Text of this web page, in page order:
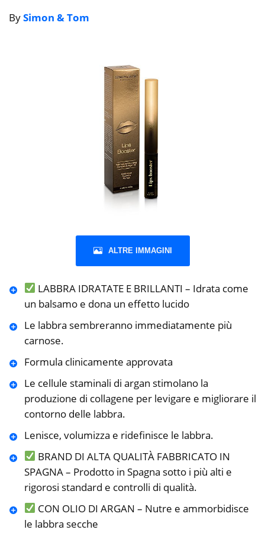
BySimon & Tom
ALTRE IMMAGINI
LABBRA IDRATATE E BRILLANTI – Idrata come
un balsamo e dona un effetto lucido
Le labbra sembreranno immediatamente più
carnose.
Formula clinicamente approvata
Le cellule staminali di argan stimolano la
produzione di collagene per levigare e migliorare il
contorno delle labbra.
Lenisce, volumizza e ridefinisce le labbra.
BRAND DI ALTA QUALITÀ FABBRICATO IN
SPAGNA – Prodotto in Spagna sotto i più alti e
rigorosi standard e controlli di qualità.
CON OLIO DI ARGAN – Nutre e ammorbidisce
le labbra secche